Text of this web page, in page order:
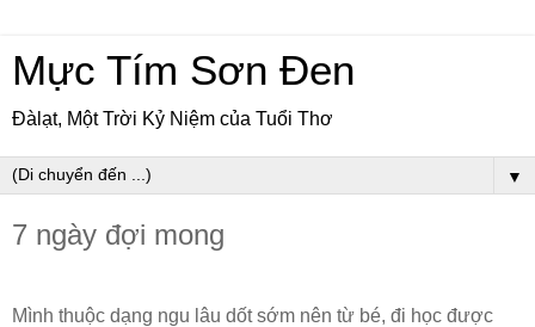
Mực Tím Sơn Đen
Đàlạt, Một Trời Kỷ Niệm của Tuổi Thơ
▼
7 ngày đợi mong
Mình thuộc dạng ngu lâu dốt sớm nên từ bé, đi học được